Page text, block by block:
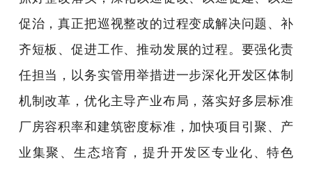
促治，真正把巡视整改的过程变成解决问题、补
齐短板、促进工作、推动发展的过程。要强化责
任担当，以务实管用举措进一步深化开发区体制
机制改革，优化主导产业布局，落实好多层标准
厂房容积率和建筑密度标准，加快项目引聚、产
业集聚、生态培育，提升开发区专业化、特色